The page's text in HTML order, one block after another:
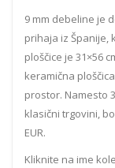
9 mm debeline je
prihaja iz Španije,
ploščice je 31×56
keramična
prostor. Namesto
klasični trgovini,
EUR.
Kliknite na ime